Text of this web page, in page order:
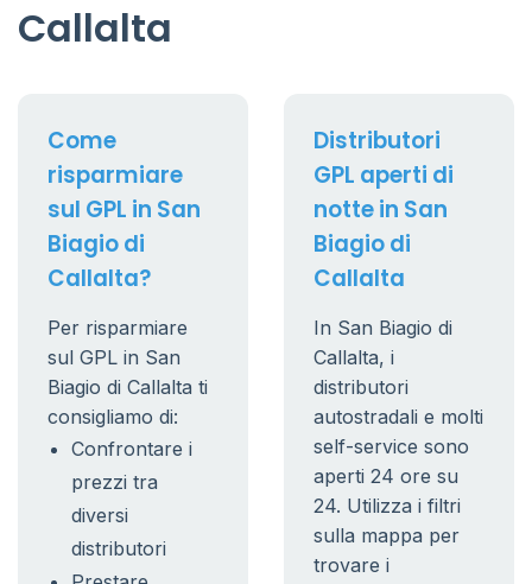
Callalta
Come
risparmiare
sul GPL in San
Biagio di
Callalta?
Per risparmiare
sul GPL in San
Biagio di Callalta ti
consigliamo di:
Confrontare i
prezzi tra
diversi
distributori
Distributori
GPL aperti di
notte in San
Biagio di
Callalta
In San Biagio di
Callalta, i
distributori
autostradali e molti
self-service sono
aperti 24 ore su
24. Utilizza i filtri
sulla mappa per
trovare i